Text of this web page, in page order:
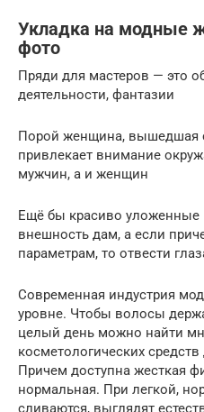
Укладка на модные
фото
Пряди для мастеров — это
деятельности, фантазии
Порой женщина, вышедшая
привлекает внимание
мужчин, а и женщин
Ещё бы красиво
внешность дам, а если
параметрам, то отвести
Современная индустрия
уровне. Чтобы волосы
целый день можно найти
косметологических
Причем доступна жесткая
нормальная. При легкой,
сливаются, выглядят